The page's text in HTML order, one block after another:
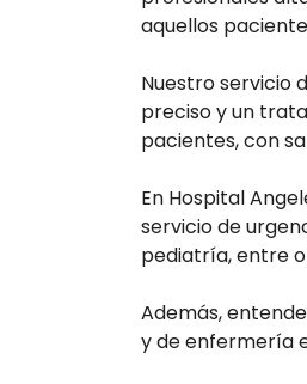
aquellos
Nuestro servicio
preciso y un
pacientes, con
En Hospital
servicio de
pediatría, entre
Además,
y de enfermería